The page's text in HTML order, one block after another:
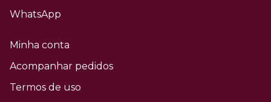
WhatsApp
Minha conta
Acompanhar pedidos
Termos de uso